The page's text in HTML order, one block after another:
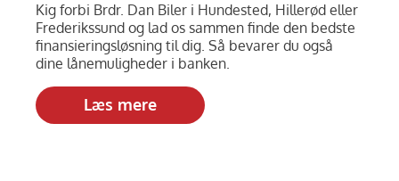
Kig forbi Brdr. Dan Biler i Hundested, Hillerød eller
Frederikssund og lad os sammen finde den bedste
finansieringsløsning til dig. Så bevarer du også
dine lånemuligheder i banken.
Læs mere